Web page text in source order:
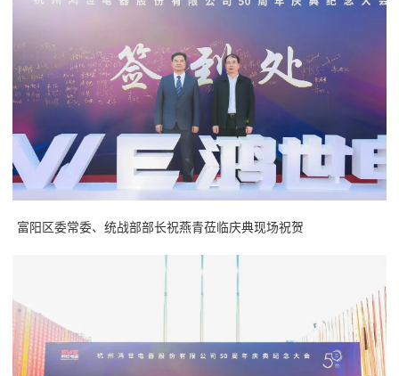
富阳区委常委、统战部部长祝燕青莅临庆典现场祝贺